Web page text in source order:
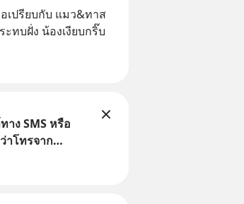
เปรียบกับ แมว&ทาส
ทบฝั่ง น้องเงียบกริ๊บ
าง SMS หรือ
าโทรจาก
ล้วให้กดลิงก์